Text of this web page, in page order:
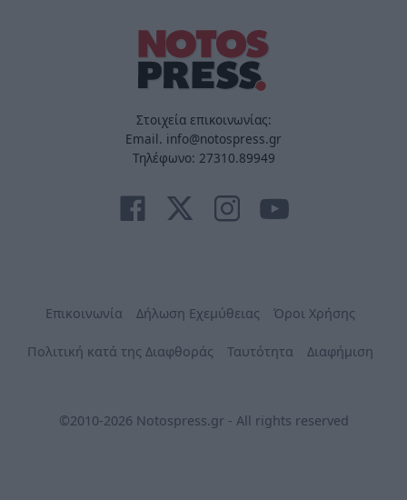
Στοιχεία επικοινωνίας:
Email. info@notospress.gr
Τηλέφωνο: 27310.89949
Επικοινωνία Δήλωση Εχεμύθειας Όροι Χρήσης
Πολιτική κατά της Διαφθοράς Ταυτότητα Διαφήμιση
©2010-2026 Notospress.gr - All rights reserved